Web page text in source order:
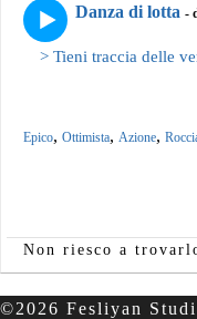
Danza di lotta -
> Tieni traccia delle
Epico, Ottimista, Azione,
Non riesco a
©2026 Fesliyan